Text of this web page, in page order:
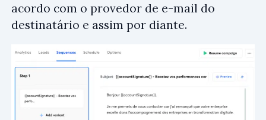
acordo com o provedor de e-mail do
destinatário e assim por diante.